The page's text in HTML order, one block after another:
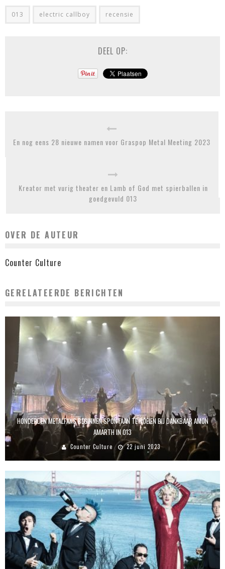
013 electric callboy recensie
DEEL OP:
En nog eens 28 nieuwe namen voor Graspop Metal Meeting 2023
Kreator met vurig theater en Lamb of God met spierballen in
goedgevuld 013
OVER DE AUTEUR
Counter Culture
GERELATEERDE BERICHTEN
HONDERDEN METALFANS BEGINNEN SPONTAAN TE ROEIEN BIJ DANKBAAR AMON
AMARTH IN 013
Counter Culture 22 juni 2023